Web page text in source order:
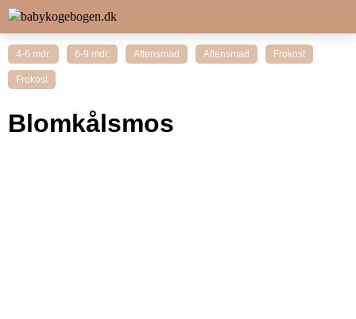
4-6 mdr. 6-9 mdr. Aftensmad Aftensmad Frokost
Frokost
Blomkålsmos